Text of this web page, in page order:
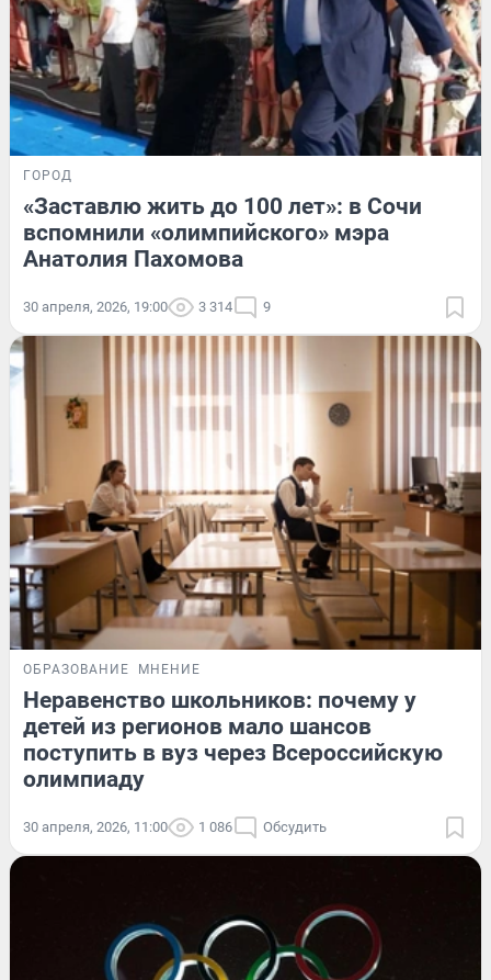
ГОРОД
«Заставлю жить до 100 лет»: в Сочи
вспомнили «олимпийского» мэра
Анатолия Пахомова
30 апреля, 2026, 19:00 3 314 9
ОБРАЗОВАНИЕ МНЕНИЕ
Неравенство школьников: почему у
детей из регионов мало шансов
поступить в вуз через Всероссийскую
олимпиаду
30 апреля, 2026, 11:00 1 086 Обсудить